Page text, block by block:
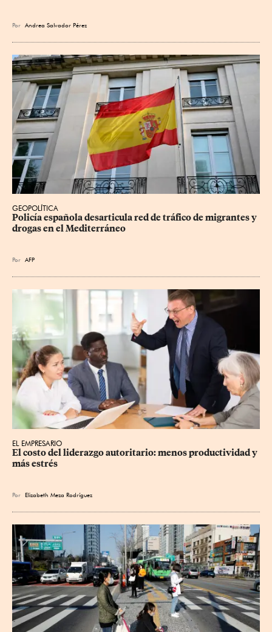
Por Andrea Salvador Pérez
GEOPOLÍTICA
Policía española desarticula red de tráfico de migrantes y
drogas en el Mediterráneo
Por AFP
EL EMPRESARIO
El costo del liderazgo autoritario: menos productividad y
más estrés
Por Elizabeth Meza Rodríguez